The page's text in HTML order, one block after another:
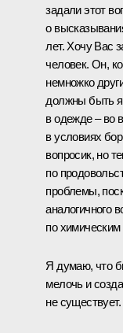
задали этот
о
лет. Хочу Вас
человек. Он,
немножко
должны быть
в одежде – во
в условиях
вопросик, но
по
проблемы,
аналогичного
по
Я думаю, что
мелочь и
не существует.